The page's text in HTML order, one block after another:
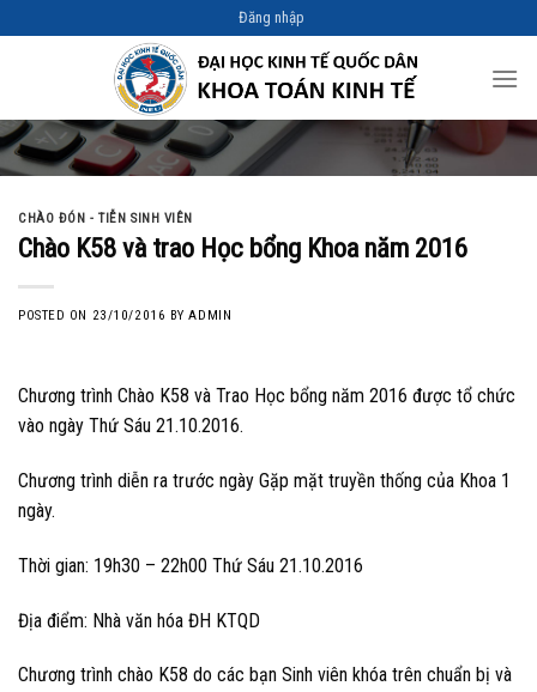
to
Đăng nhập
CHÀO ĐÓN - TIỄN SINH VIÊN
Chào K58 và trao Học bổng Khoa năm 2016
POSTED ON 23/10/2016 BYADMIN
Chương trình Chào K58 và Trao Học bổng năm 2016 được tổ chức
vào ngày Thứ Sáu 21.10.2016.
Chương trình diễn ra trước ngày Gặp mặt truyền thống của Khoa 1
ngày.
Thời gian: 19h30 – 22h00 Thứ Sáu 21.10.2016
Địa điểm: Nhà văn hóa ĐH KTQD
Chương trình chào K58 do các bạn Sinh viên khóa trên chuẩn bị và